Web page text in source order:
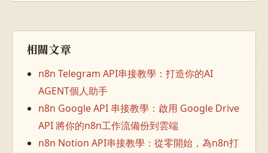
相關文章
n8n Telegram API串接教學：打造你的AI
AGENT個人助手
n8n Google API 串接教學：啟用 Google Drive
API 將你的n8n工作流備份到雲端
n8n Notion API串接教學：從零開始，為n8n打